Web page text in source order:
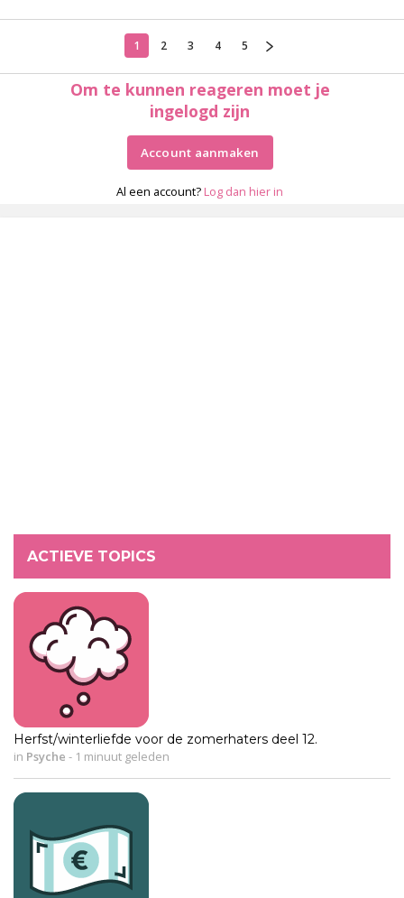
1 2 3 4 5
Om te kunnen reageren moet je
ingelogd zijn
Account aanmaken
Al een account? Log dan hier in
ACTIEVE TOPICS
Herfst/winterliefde voor de zomerhaters deel 12.
in Psyche - 1 minuut geleden